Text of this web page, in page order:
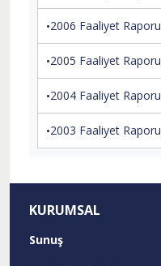
KURUMSAL
Sunuş
2006 Faaliyet Raporu
2005 Faaliyet Raporu
2004 Faaliyet Raporu
2003 Faaliyet Raporu